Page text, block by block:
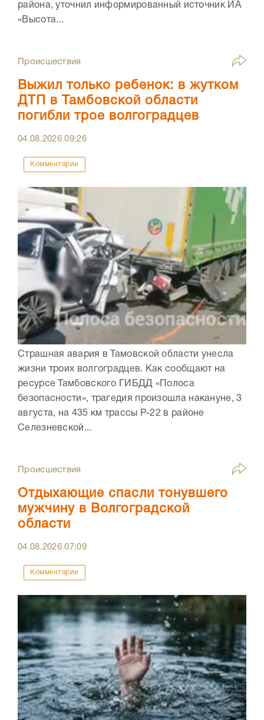
района, уточнил информированный источник ИА
«Высота...
Происшествия
Выжил только ребенок: в жутком
ДТП в Тамбовской области
погибли трое волгоградцев
04.08.202609:26
Комментарии
Страшная авария в Тамовской области унесла
жизни троих волгоградцев. Как сообщают на
ресурсе Тамбовского ГИБДД «Полоса
безопасности», трагедия произошла накануне, 3
августа, на 435 км трассы Р-22 в районе
Селезневской...
Происшествия
Отдыхающие спасли тонувшего
мужчину в Волгоградской
области
04.08.202607:09
Комментарии